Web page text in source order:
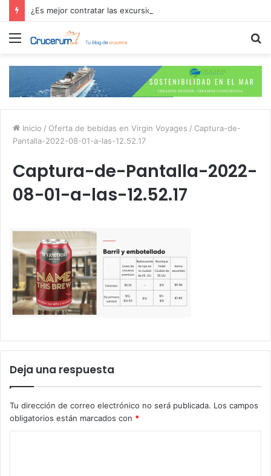
Menú
Inicio / Oferta de bebidas en Virgin Voyages / Captura-de-
Pantalla-2022-08-01-a-las-12.52.17
Captura-de-Pantalla-2022-
08-01-a-las-12.52.17
Deja una respuesta
Tu dirección de correo electrónico no será publicada. Los campos
obligatorios están marcados con *